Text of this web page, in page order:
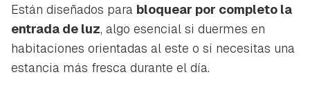
Están diseñados para bloquear por completo la
entrada de luz, algo esencial si duermes en
habitaciones orientadas al este o si necesitas una
estancia más fresca durante el día.